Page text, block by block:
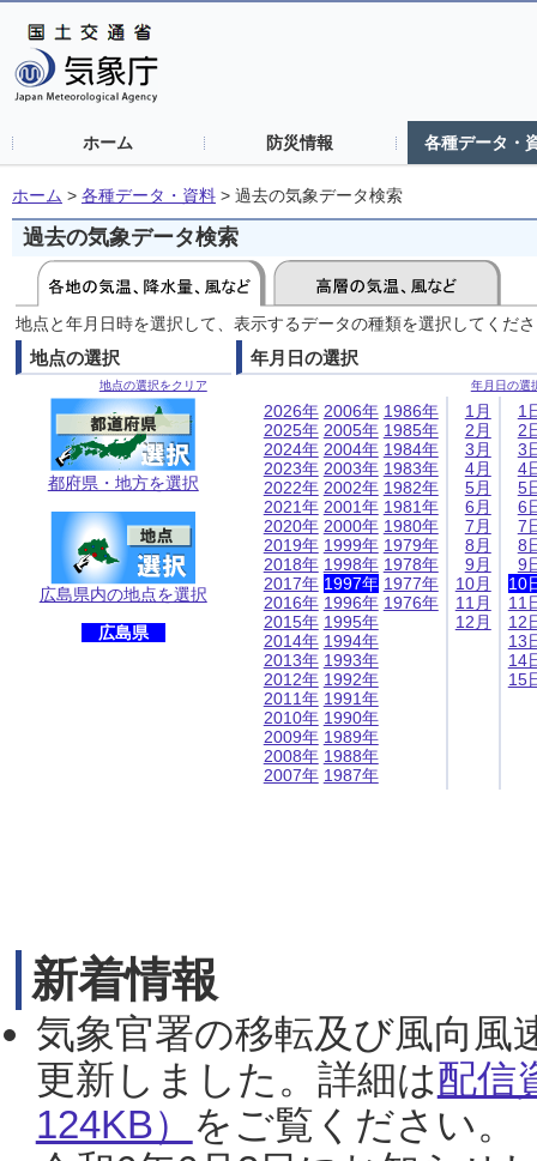
ホーム 防災情報 各種データ・
ホーム > 各種データ・資料 > 過去の気象データ検索
過去の気象データ検索
地点と年月日時を選択して、表示するデータの種類を選択してくだ
地点の選択
地点の選択をクリア
都府県・地方を選択
広島県内の地点を選択
広島県
年月日の選択
年月日の選
2026年
2025年
2024年
2023年
2022年
2021年
2020年
2019年
2018年
2017年
2016年
2015年
2014年
2013年
2012年
2011年
2010年
2009年
2008年
2007年
2006年
2005年
2004年
2003年
2002年
2001年
2000年
1999年
1998年
1997年
1996年
1995年
1994年
1993年
1992年
1991年
1990年
1989年
1988年
1987年
1986年
1985年
1984年
1983年
1982年
1981年
1980年
1979年
1978年
1977年
1976年
1月
2月
3月
4月
5月
6月
7月
8月
9月
10月
11月
12月
1
2
3
4
5
6
7
8
9
10
11
12
13
14
15
新着情報
気象官署の移転及び風向風
更新しました。詳細は配信
124KB） をご覧ください。